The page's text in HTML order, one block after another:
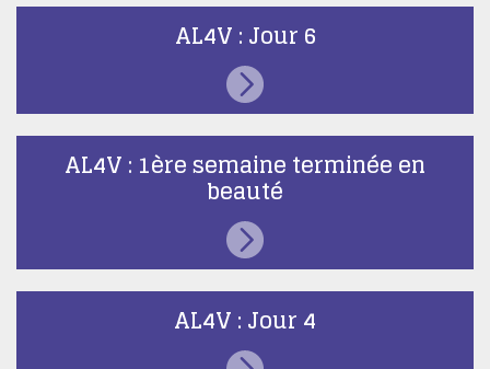
AL4V : Jour 6
AL4V : 1ère semaine terminée en
beauté
AL4V : Jour 4